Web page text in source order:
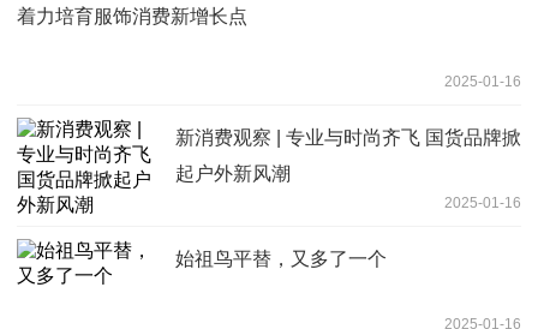
着力培育服饰消费新增长点
2025-01-16
新消费观察 | 专业与时尚齐飞 国货品牌掀
起户外新风潮
2025-01-16
始祖鸟平替，又多了一个
2025-01-16